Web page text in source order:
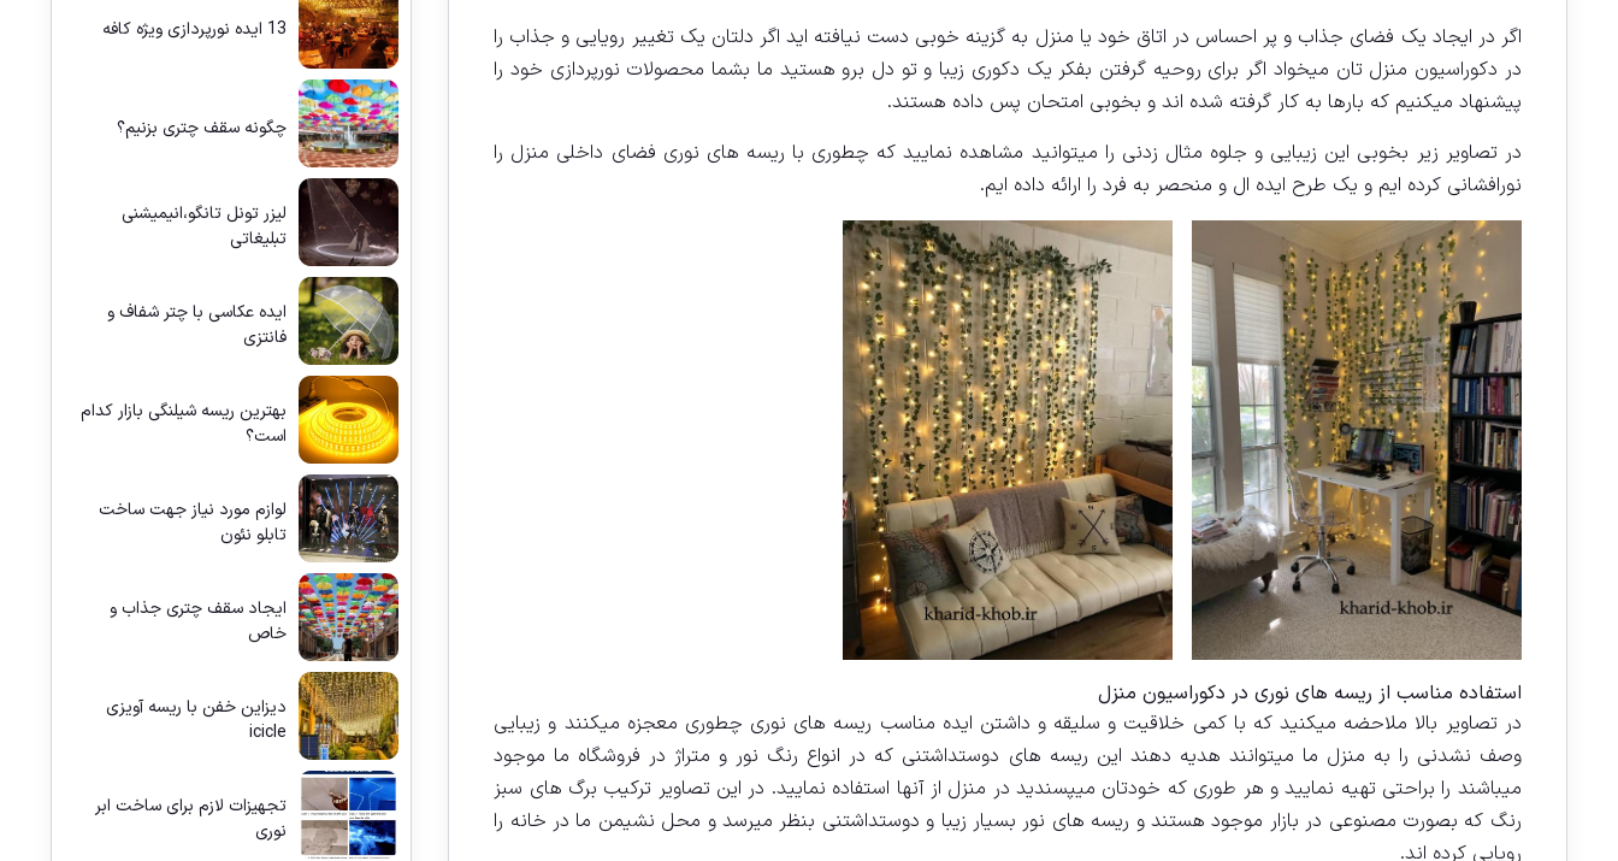
اگر در ایجاد یک فضای جذاب و پر احساس در اتاق خود یا منزل به گزینه خوبی دست نیافته اید اگر دلتان یک تغییر رویایی و جذاب را
در دکوراسیون منزل تان میخواد اگر برای روحیه گرفتن بفکر یک دکوری زیبا و تو دل برو هستید ما بشما محصولات نورپردازی خود را
پیشنهاد میکنیم که بارها به کار گرفته شده اند و بخوبی امتحان پس داده هستند.
در تصاویر زیر بخوبی این زیبایی و جلوه مثال زدنی را میتوانید مشاهده نمایید که چطوری با ریسه های نوری فضای داخلی منزل را
نورافشانی کرده ایم و یک طرح ایده ال و منحصر به فرد را ارائه داده ایم.
استفاده مناسب از ریسه های نوری در دکوراسیون منزل
در تصاویر بالا ملاحضه میکنید که با کمی خلاقیت و سلیقه و داشتن ایده مناسب ریسه های نوری چطوری معجزه میکنند و زیبایی
وصف نشدنی را به منزل ما میتوانند هدیه دهند این ریسه های دوستداشتنی که در انواع رنگ نور و متراژ در فروشگاه ما موجود
میباشند را براحتی تهیه نمایید و هر طوری که خودتان میپسندید در منزل از آنها استفاده نمایید. در این تصاویر ترکیب برگ های سبز
رنگ که بصورت مصنوعی در بازار موجود هستند و ریسه های نور بسیار زیبا و دوستداشتنی بنظر میرسد و محل نشیمن ما در خانه را
رویایی کرده اند.
13 ایده نورپردازی ویژه کافه
چگونه سقف چتری بزنیم؟
لیزر تونل تانگو،انیمیشنی
تبلیغاتی
ایده عکاسی با چتر شفاف و
فانتزی
بهترین ریسه شیلنگی بازار کدام
است؟
لوازم مورد نیاز جهت ساخت
تابلو نئون
ایجاد سقف چتری جذاب و
خاص
دیزاین خفن با ریسه آویزی
icicle
تجهیزات لازم برای ساخت ابر
نوری